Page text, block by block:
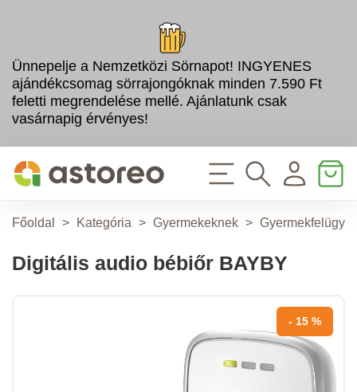
Ünnepelje a Nemzetközi Sörnapot! INGYENES
ajándékcsomag sörrajongóknak minden 7.590 Ft
feletti megrendelése mellé. Ajánlatunk csak
vasárnapig érvényes!
Főoldal > Kategória > Gyermekeknek >
Digitális audio bébiőr BAYBY
- 15 %